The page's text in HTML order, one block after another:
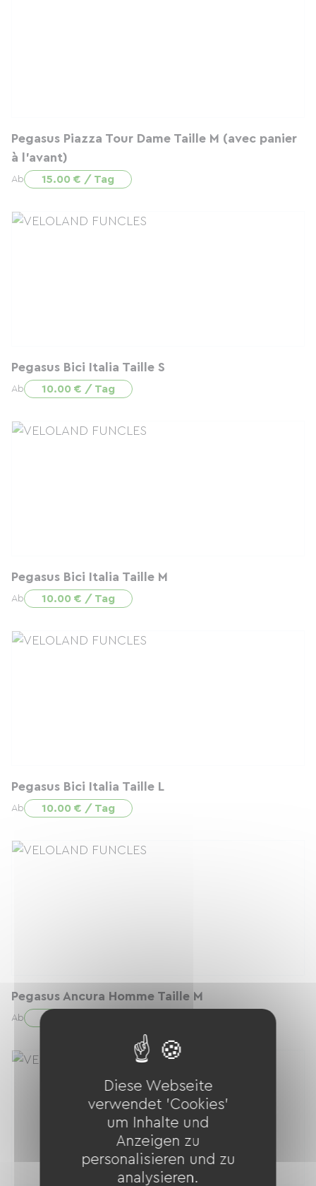
Pegasus Piazza Tour Dame Taille M (avec panier
à l'avant)
Ab 15.00 € / Tag
Pegasus Bici Italia Taille S
Ab 10.00 € / Tag
Pegasus Bici Italia Taille M
Ab 10.00 € / Tag
Pegasus Bici Italia Taille L
Ab 10.00 € / Tag
Pegasus Ancura Homme Taille M
Ab 10.00 € / Tag
Diese Webseite
verwendet 'Cookies'
um Inhalte und
Anzeigen zu
personalisieren und zu
analysieren.